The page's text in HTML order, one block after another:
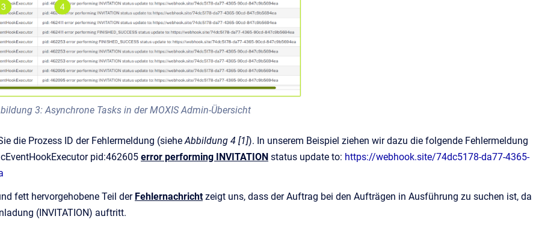
3: Asynchrone Tasks in der MOXIS Admin-Übersicht
die Prozess ID der Fehlermeldung (sieheAbbildung 4 [1]). In unserem Beispiel ziehen wir dazu die folgende Fehlermeldung
pid:462605 error performing INVITATION status update to: https://webhook.site/74dc5178-da77-4365-
fett hervorgehobene Teil der Fehlernachricht zeigt uns, dass der Auftrag bei den Aufträgen in Ausführung zu suchen ist, da
(INVITATION) auftritt.